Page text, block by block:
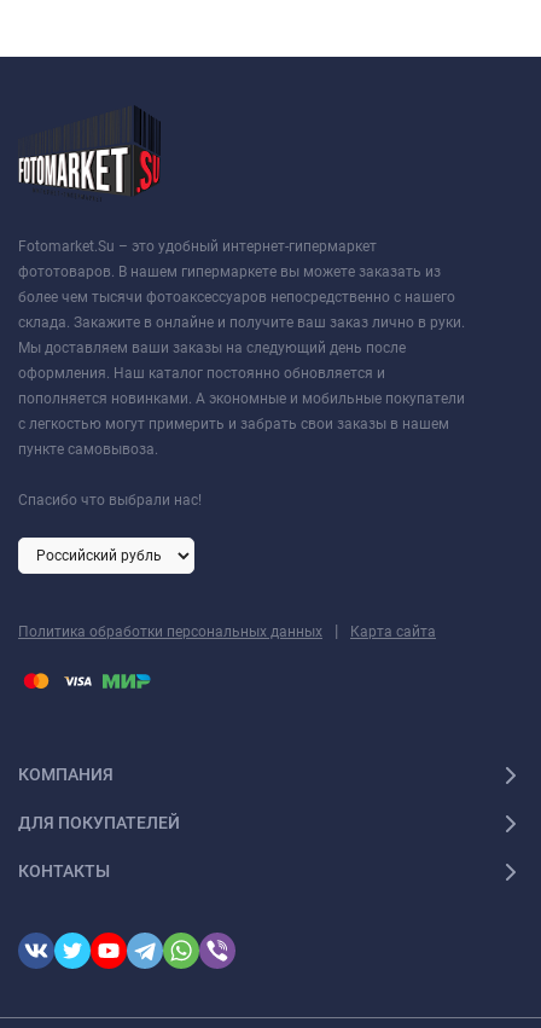
Fotomarket.Su – это удобный интернет-гипермаркет
фототоваров. В нашем гипермаркете вы можете заказать из
более чем тысячи фотоаксессуаров непосредственно с нашего
склада. Закажите в онлайне и получите ваш заказ лично в руки.
Мы доставляем ваши заказы на следующий день после
оформления. Наш каталог постоянно обновляется и
пополняется новинками. А экономные и мобильные покупатели
с легкостью могут примерить и забрать свои заказы в нашем
пункте самовывоза.
Спасибо что выбрали нас!
Политика обработки персональных данных | Карта сайта
КОМПАНИЯ
ДЛЯ ПОКУПАТЕЛЕЙ
КОНТАКТЫ